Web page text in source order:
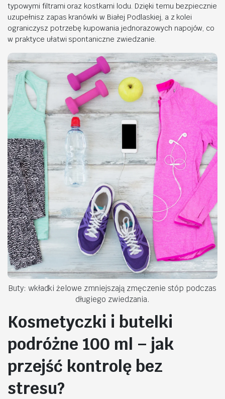
typowymi filtrami oraz kostkami lodu. Dzięki temu bezpiecznie
uzupełnisz zapas kranówki w Białej Podlaskiej, a z kolei
ograniczysz potrzebę kupowania jednorazowych napojów, co
w praktyce ułatwi spontaniczne zwiedzanie.
Buty: wkładki żelowe zmniejszają zmęczenie stóp podczas
długiego zwiedzania.
Kosmetyczki i butelki
podróżne 100 ml – jak
przejść kontrolę bez
stresu?